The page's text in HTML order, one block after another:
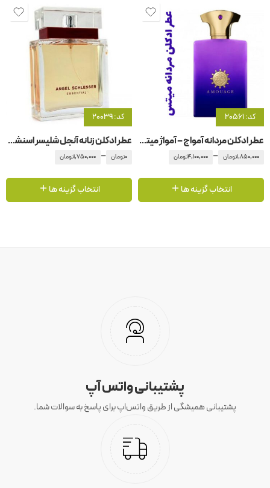
کد: 20561
عطر ادکلن مردانه آمواج – آمواژ میتس من
1,850,000تومان –
4,100,000تومان
انتخاب گزینه ها
کد: 20039
عطر ادکلن زنانه آنجل شلیسر اسنشیال
0تومان –
1,750,000تومان
انتخاب گزینه ها
پشتیبانی واتس آپ
پشتیبانی همیشگی از طریق واتس‌اپ برای پاسخ به سوالات شما.